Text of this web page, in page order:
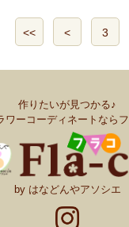
<< < 3
作りたいが見つかる♪
ワーコーディネートなら
by はなどんやアソシエ